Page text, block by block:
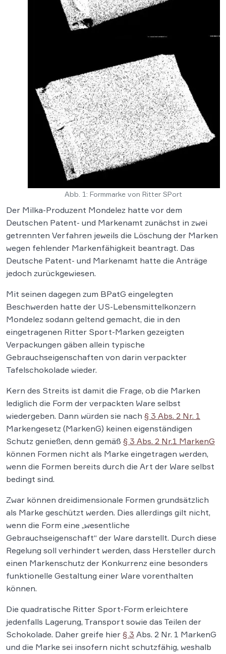
Abb. 1: Formmarke von Ritter SPort
Der Milka-Produzent Mondelez hatte vor dem
Deutschen Patent- und Markenamt zunächst in zwei
getrennten Verfahren jeweils die Löschung der Marken
wegen fehlender Markenfähigkeit beantragt. Das
Deutsche Patent- und Markenamt hatte die Anträge
jedoch zurückgewiesen.
Mit seinen dagegen zum BPatG eingelegten
Beschwerden hatte der US-Lebensmittelkonzern
Mondelez sodann geltend gemacht, die in den
eingetragenen Ritter Sport-Marken gezeigten
Verpackungen gäben allein typische
Gebrauchseigenschaften von darin verpackter
Tafelschokolade wieder.
Kern des Streits ist damit die Frage, ob die Marken
lediglich die Form der verpackten Ware selbst
wiedergeben. Dann würden sie nach § 3 Abs. 2 Nr. 1
Markengesetz (MarkenG) keinen eigenständigen
Schutz genießen, denn gemäß § 3 Abs. 2 Nr.1 MarkenG
können Formen nicht als Marke eingetragen werden,
wenn die Formen bereits durch die Art der Ware selbst
bedingt sind.
Zwar können dreidimensionale Formen grundsätzlich
als Marke geschützt werden. Dies allerdings gilt nicht,
wenn die Form eine „wesentliche
Gebrauchseigenschaft“ der Ware darstellt. Durch diese
Regelung soll verhindert werden, dass Hersteller durch
einen Markenschutz der Konkurrenz eine besonders
funktionelle Gestaltung einer Ware vorenthalten
können.
Die quadratische Ritter Sport-Form erleichtere
jedenfalls Lagerung, Transport sowie das Teilen der
Schokolade. Daher greife hier § 3 Abs. 2 Nr. 1 MarkenG
und die Marke sei insofern nicht schutzfähig, weshalb